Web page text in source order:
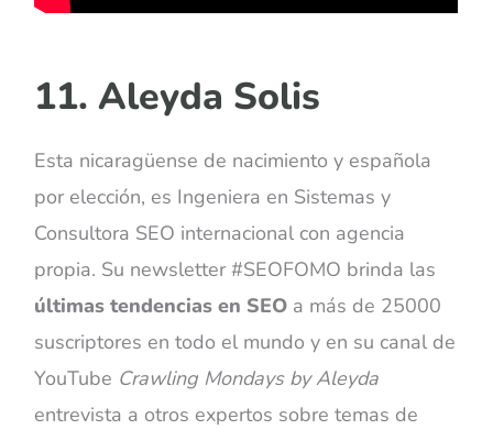
11. Aleyda Solis
Esta nicaragüense de nacimiento y española
por elección, es Ingeniera en Sistemas y
Consultora SEO internacional con agencia
propia. Su newsletter #SEOFOMO brinda las
últimas tendencias en SEO a más de 25000
suscriptores en todo el mundo y en su canal de
YouTube Crawling Mondays by Aleyda
entrevista a otros expertos sobre temas de